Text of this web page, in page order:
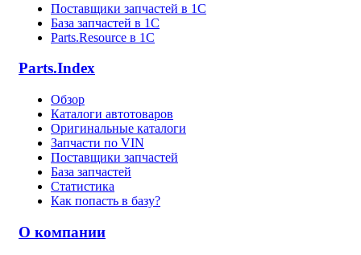
Поставщики запчастей в 1C
База запчастей в 1С
Parts.Resource в 1C
Parts.Index
Обзор
Каталоги автотоваров
Оригинальные каталоги
Запчасти по VIN
Поставщики запчастей
База запчастей
Статистика
Как попасть в базу?
О компании